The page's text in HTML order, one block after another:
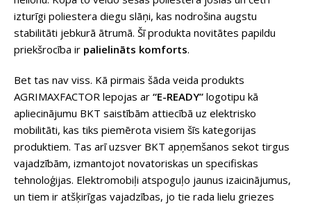
izturīgi poliestera diegu slāņi, kas nodrošina augstu
stabilitāti jebkurā ātrumā. Šī produkta novitātes papildu
priekšrocība ir palielināts komforts.
Bet tas nav viss. Kā pirmais šāda veida produkts
AGRIMAXFACTOR lepojas ar “E-READY” logotipu kā
apliecinājumu BKT saistībām attiecībā uz elektrisko
mobilitāti, kas tiks piemērota visiem šīs kategorijas
produktiem. Tas arī uzsver BKT apņemšanos sekot tirgus
vajadzībām, izmantojot novatoriskas un specifiskas
tehnoloģijas. Elektromobiļi atspoguļo jaunus izaicinājumus,
un tiem ir atšķirīgas vajadzības, jo tie rada lielu griezes